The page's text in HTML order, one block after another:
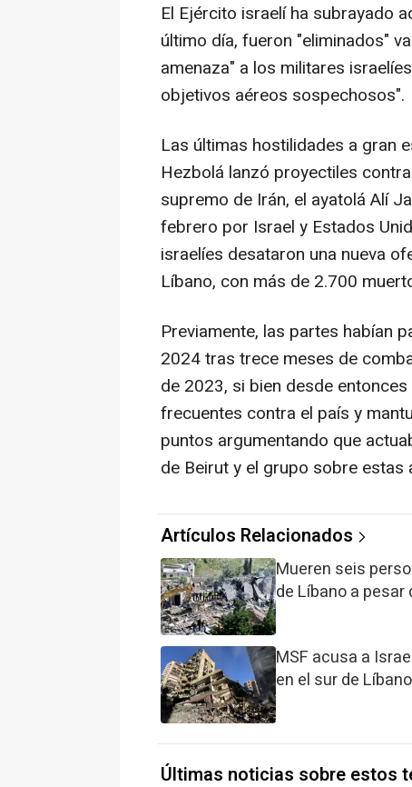
El Ejército israelí ha subrayado
último día, fueron "eliminados"
amenaza" a los militares
objetivos aéreos sospechosos".
Las últimas hostilidades a gran
Hezbolá lanzó proyectiles
supremo de Irán, el ayatolá Alí
febrero por Israel y Estados
israelíes desataron una nueva
Líbano, con más de 2.700
Previamente, las partes habían
2024 tras trece meses de
de 2023, si bien desde
frecuentes contra el país y
puntos argumentando que
de Beirut y el grupo sobre estas
Artículos Relacionados
Mueren seis
de Líbano a
MSF acusa a
en el sur de
Últimas noticias sobre estos